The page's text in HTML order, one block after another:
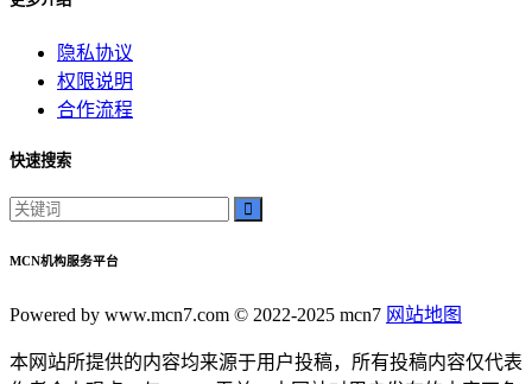
隐私协议
权限说明
合作流程
快速搜索
MCN机构服务平台
Powered by www.mcn7.com © 2022-2025 mcn7 网站地图
本网站所提供的内容均来源于用户投稿，所有投稿内容仅代表